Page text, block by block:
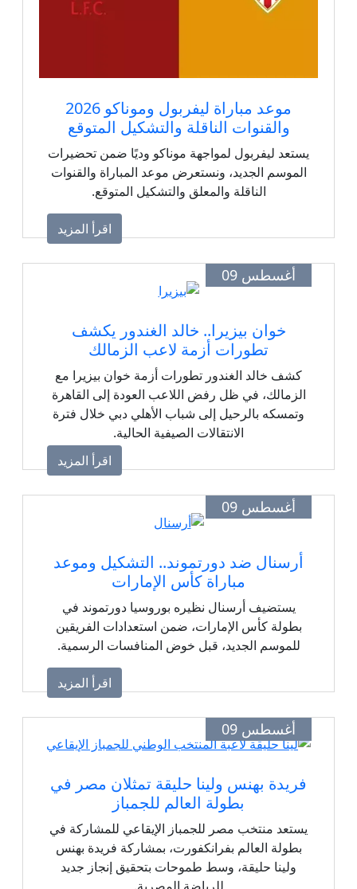
موعد مباراة ليفربول وموناكو 2026
والقنوات الناقلة والتشكيل المتوقع
يستعد ليفربول لمواجهة موناكو وديًا ضمن تحضيرات
الموسم الجديد، ونستعرض موعد المباراة والقنوات
الناقلة والمعلق والتشكيل المتوقع.
اقرأ المزيد
أغسطس 09
خوان بيزيرا.. خالد الغندور يكشف
تطورات أزمة لاعب الزمالك
كشف خالد الغندور تطورات أزمة خوان بيزيرا مع
الزمالك، في ظل رفض اللاعب العودة إلى القاهرة
وتمسكه بالرحيل إلى شباب الأهلي دبي خلال فترة
الانتقالات الصيفية الحالية.
اقرأ المزيد
أغسطس 09
أرسنال ضد دورتموند.. التشكيل وموعد
مباراة كأس الإمارات
يستضيف أرسنال نظيره بوروسيا دورتموند في
بطولة كأس الإمارات، ضمن استعدادات الفريقين
للموسم الجديد، قبل خوض المنافسات الرسمية.
اقرأ المزيد
أغسطس 09
فريدة بهنس ولينا حليقة تمثلان مصر في
بطولة العالم للجمباز
يستعد منتخب مصر للجمباز الإيقاعي للمشاركة في
بطولة العالم بفرانكفورت، بمشاركة فريدة بهنس
ولينا حليقة، وسط طموحات بتحقيق إنجاز جديد